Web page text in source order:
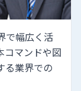
で幅広く活
コマンドや図
る業界での